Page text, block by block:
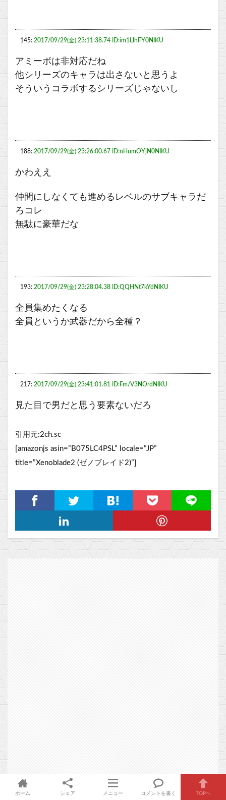
145: 2017/09/29(金) 23:11:38.74 ID:im1LlhFY0NIKU
アミーボは非対応だね
他シリーズのキャラは出さないと思うよ
そういうコラボするシリーズじゃないし
188: 2017/09/29(金) 23:26:00.67 ID:nHumOYjN0NIKU
かわええ
仲間にしなくても進めるレベルのサブキャラだ
ろコレ
無駄に豪華だな
193: 2017/09/29(金) 23:28:04.38 ID:QQHNt7kYdNIKU
全員集めたくなる
全員というか武器だから全種？
217: 2017/09/29(金) 23:41:01.81 ID:Fm/V3NOrdNIKU
見た目で男だと思う要素ないだろ
引用元:2ch.sc
[amazonjs asin=”B075LC4PSL” locale=”JP”
title=”Xenoblade2 (ゼノブレイド2)”]
ホーム シェア メニュー コメントを書く TOPへ